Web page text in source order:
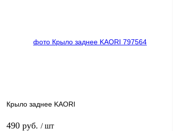
наличии
Крыло заднее KAORI
490 руб. / шт